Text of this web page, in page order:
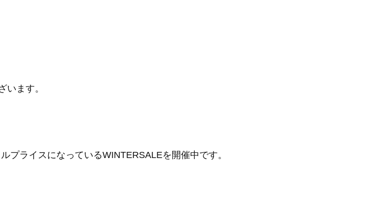
います。
プライスになっているWINTERSALEを開催中です。